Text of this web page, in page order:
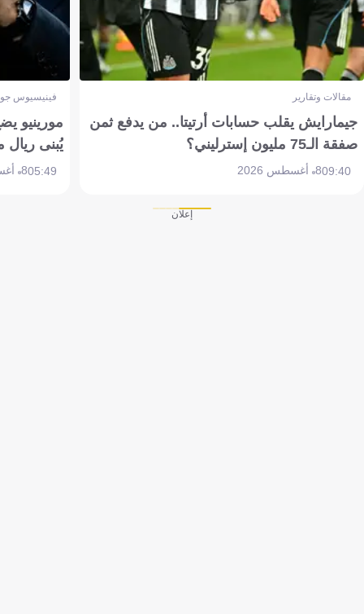
مقالات وتقارير
جيمارايش يقلب حسابات أرتيتا.. من يدفع ثمن
صفقة الـ75 مليون إسترليني؟
09:408 أغسطس 2026
فينيسيوس
مورينيو
يُبنى ريال
05:498 أغسطس 2026
إعلان